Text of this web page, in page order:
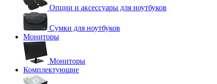
Опции и аксессуары для ноутбуков
Сумки для ноутбуков
Мониторы
Мониторы
Комплектующие